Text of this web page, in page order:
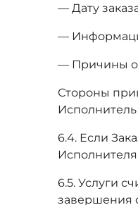
— Дату
—
— Причины
Стороны
6.4. Если
6.5. Услуги
завершения